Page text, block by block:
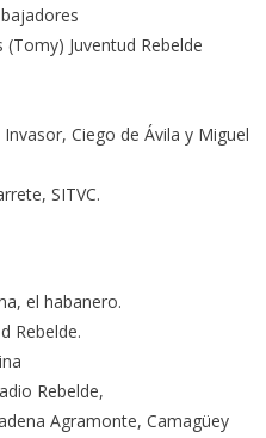
Juventud Rebelde
Ciego de Ávila y Miguel
SITVC.
el habanero.
Rebelde.
Rebelde,
Agramonte, Camagüey